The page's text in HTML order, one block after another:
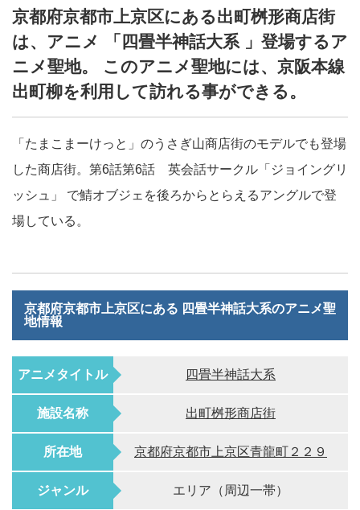
京都府京都市上京区にある出町桝形商店街
は、アニメ 「四畳半神話大系 」登場するア
ニメ聖地。 このアニメ聖地には、京阪本線
出町柳を利用して訪れる事ができる。
「たまこまーけっと」のうさぎ山商店街のモデルでも登場
した商店街。第6話第6話 英会話サークル「ジョイングリ
ッシュ」 で鯖オブジェを後ろからとらえるアングルで登
場している。
京都府京都市上京区にある 四畳半神話大系のアニメ聖
地情報
アニメタイトル 四畳半神話大系
施設名称 出町桝形商店街
所在地 京都府京都市上京区青龍町２２９
ジャンル エリア（周辺一帯）